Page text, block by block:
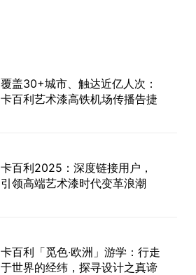
覆盖30+城市、触达近亿人次：
卡百利艺术漆高铁机场传播告捷
卡百利2025：深度链接用户，
引领高端艺术漆时代变革浪潮
卡百利「觅色·欧洲」游学：行走
于世界的经纬，探寻设计之真谛